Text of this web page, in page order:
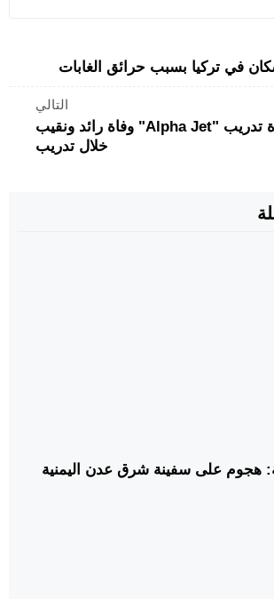
في تركيا بسبب حرائق الغابات
التالي
تحطم طائرة تدريب "Alpha Jet" وفاة رائد ونقيب
خلال تدريب
هجوم على سفينة شرق عدن اليمنية